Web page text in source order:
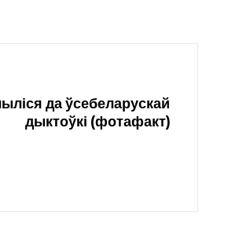
да ўсебеларускай
дыктоўкі (фотафакт)